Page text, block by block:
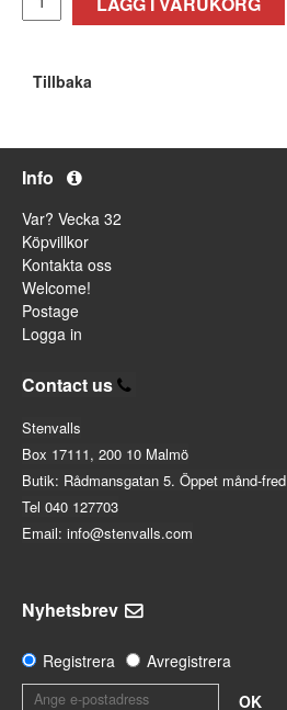
Tillbaka
Info
Var? Vecka 32
Köpvillkor
Kontakta oss
Welcome!
Postage
Logga in
Contact us
Stenvalls
Box 17111, 200 10 Malmö
Butik: Rådmansgatan 5. Öppet månd-
Tel 040 127703
Email: info@stenvalls.com
Nyhetsbrev
Registrera
Avregistrera
OK